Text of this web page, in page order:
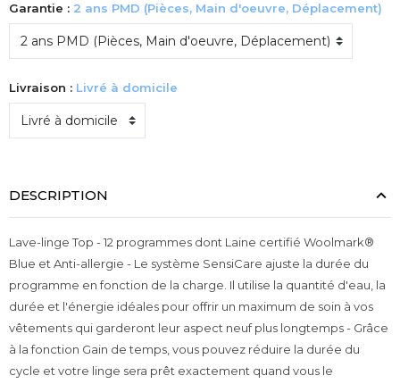
Garantie : 2 ans PMD (Pièces, Main d'oeuvre, Déplacement)
Livraison : Livré à domicile
DESCRIPTION
Lave-linge Top - 12 programmes dont Laine certifié Woolmark®
Blue et Anti-allergie - Le système SensiCare ajuste la durée du
programme en fonction de la charge. Il utilise la quantité d'eau, la
durée et l'énergie idéales pour offrir un maximum de soin à vos
vêtements qui garderont leur aspect neuf plus longtemps - Grâce
à la fonction Gain de temps, vous pouvez réduire la durée du
cycle et votre linge sera prêt exactement quand vous le